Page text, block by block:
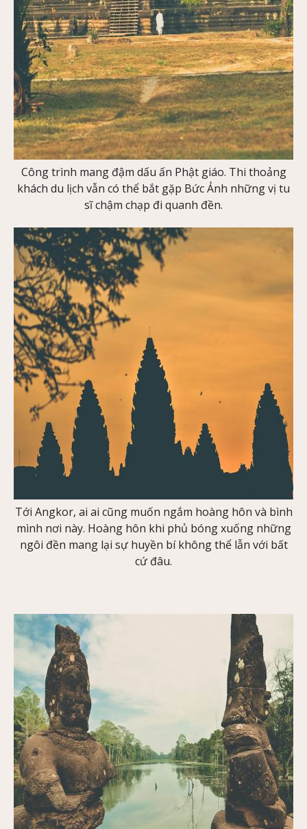
Công trình mang đậm dấu ấn Phật giáo. Thi thoảng
khách du lịch vẫn có thể bắt gặp Bức Ảnh những vị tu
sĩ chậm chạp đi quanh đền.
Tới Angkor, ai ai cũng muốn ngắm hoàng hôn và bình
mình nơi này. Hoàng hôn khi phủ bóng xuống những
ngôi đền mang lại sự huyền bí không thể lẫn với bất
cứ đâu.